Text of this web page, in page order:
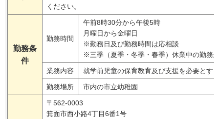
ください。
勤務条
件
勤務時間
午前8時30分から午後5時
月曜日から金曜日
※勤務日及び勤務時間は応相談
※三季（夏季・冬季・春季）休業中の勤務
業務内容 就学前児童の保育教育及び支援を必要とす
勤務場所 市内の市立幼稚園
〒562-0003
箕面市西小路4丁目6番1号